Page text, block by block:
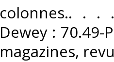
colonnes.. . .
Dewey : 70.49-
magazines,